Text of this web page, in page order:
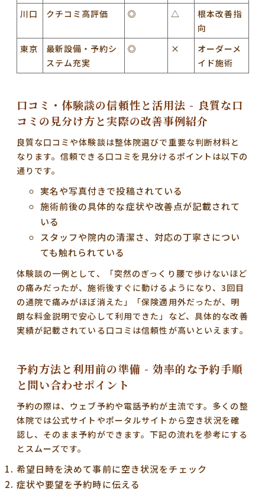
川口
クチコミ高評価 ◎ △
根本改善指
向
東京
最新設備・予約シ
ステム充実
◎ ×
オーダーメ
イド施術
口コミ・体験談の信頼性と活用法 - 良質な口
コミの見分け方と実際の改善事例紹介
良質な口コミや体験談は整体院選びで重要な判断材料と
なります。信頼できる口コミを見分けるポイントは以下の
通りです。
実名や写真付きで投稿されている
施術前後の具体的な症状や改善点が記載されて
いる
スタッフや院内の清潔さ、対応の丁寧さについ
ても触れられている
体験談の一例として、「突然のぎっくり腰で歩けないほど
の痛みだったが、施術後すぐに動けるようになり、3回目
の通院で痛みがほぼ消えた」「保険適用外だったが、明
朗な料金説明で安心して利用できた」など、 具体的な改善
実績が記載されている口コミは信頼性が高いといえます。
予約方法と利用前の準備 - 効率的な予約手順
と問い合わせポイント
予約の際は、 ウェブ予約や電話予約が主流です。多くの整
体院では公式サイトやポータルサイトから空き状況を確
認し、そのまま予約ができます。下記の流れを参考にする
とスムーズです。
希望日時を決めて事前に空き状況をチェック
症状や要望を予約時に伝える